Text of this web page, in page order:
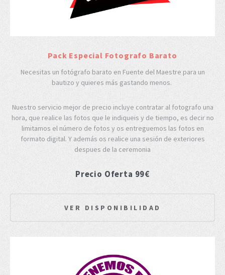
Pack Especial Fotografo Barato
Necesitas un fotógrafo barato en Fuente del Maestre para un
bautizo y quieres más gastando menos.
Nuestro servicio mejor de precio incluye contratar al fotografo una
hora, que realice las fotos que le indiqueis y de tiempo, es decir no
limitamos el número de fotos y os entreguemos las fotos en
formato digital. Y además os realice una sesión de exteriores
despues de la ceremonia
Precio Oferta 99€
VER DISPONIBILIDAD